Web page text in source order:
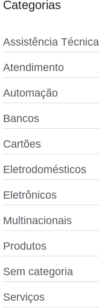
Categorias
Assistência Técnica
Atendimento
Automação
Bancos
Cartões
Eletrodomésticos
Eletrônicos
Multinacionais
Produtos
Sem categoria
Serviços